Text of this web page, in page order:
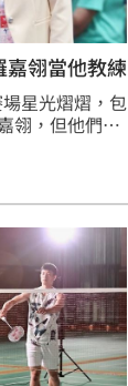
翎當他教練
星光熠熠，包
翎，但他們不
選手、也是